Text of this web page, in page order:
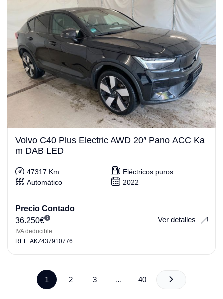
Volvo C40 Plus Electric AWD 20″ Pano ACC Ka
m DAB LED
47317 Km
Eléctricos puros
Automático
2022
Precio Contado
36.250€
IVA deducible
Ver detalles
REF: AKZ437910776
1 2 3 … 40